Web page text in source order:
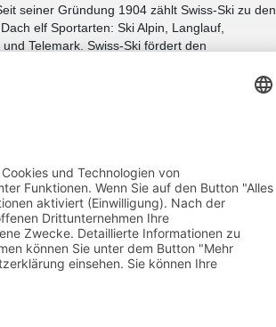
seiner Gründung 1904 zählt Swiss-Ski zu den
elf Sportarten: Ski Alpin, Langlauf,
Telemark. Swiss-Ski fördert den
legt Gewicht auf den Breitensport,
Volksgesundheit. Zudem setzt sich der
von internationalen sowie nationalen
FIS Weltcup Events (Ski Alpin, Skispringen
Schweizer Weltcup-Events